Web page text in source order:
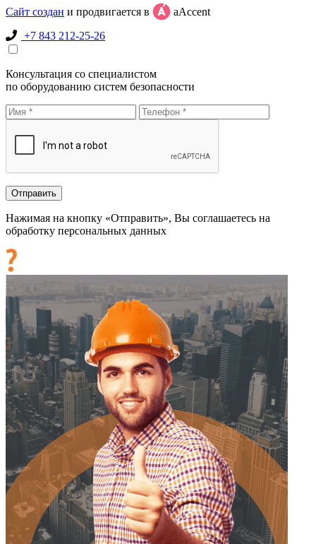
Сайт создан и продвигается в
aAccent
+7 843 212-25-26
Консультация со специалистом
по оборудованию систем безопасности
Нажимая на кнопку «Отправить», Вы соглашаетесь на
обработку персональных данных